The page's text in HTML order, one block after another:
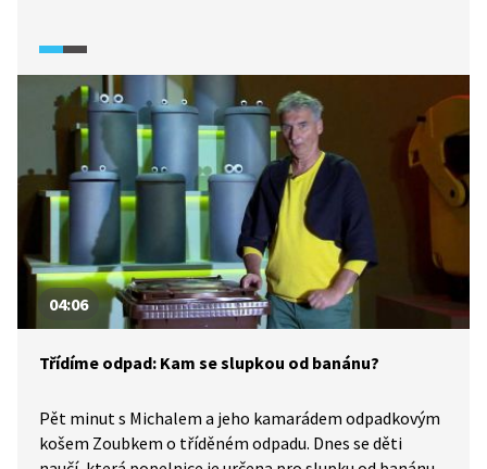
ekologickou stopu a žít udržitelně.
04:06
Třídíme odpad: Kam se slupkou od banánu?
Pět minut s Michalem a jeho kamarádem odpadkovým
košem Zoubkem o tříděném odpadu. Dnes se děti